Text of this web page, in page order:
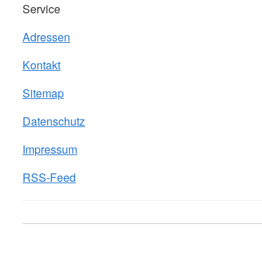
Service
Adressen
Kontakt
Sitemap
Datenschutz
Impressum
RSS-Feed